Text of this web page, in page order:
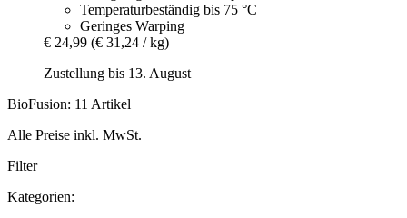
Temperaturbeständig bis 75 °C
Geringes Warping
€ 24,99 (€ 31,24 / kg)
Zustellung bis 13. August
BioFusion: 11 Artikel
Alle Preise inkl. MwSt.
Filter
Kategorien: